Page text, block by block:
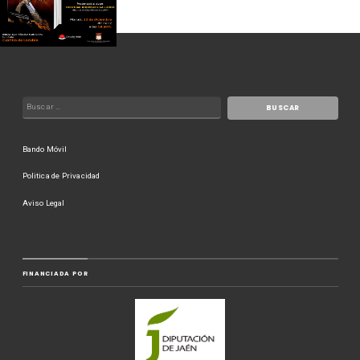
Bando Móvil
Politica de Privacidad
Aviso Legal
FINANCIADA POR